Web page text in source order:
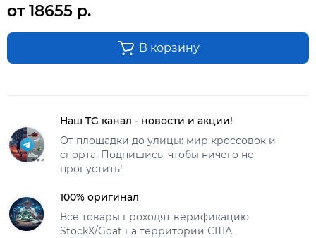
от 18655 р.
В корзину
Наш TG канал - новости и акции!
От площадки до улицы: мир кроссовок и
спорта. Подпишись, чтобы ничего не
пропустить!
100% оригинал
Все товары проходят верификацию
StockX/Goat на территории США